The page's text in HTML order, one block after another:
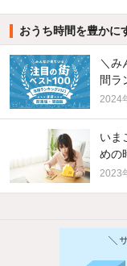
おうち時間を豊かに
＼み
間ラ
2024
いま
めの
2023